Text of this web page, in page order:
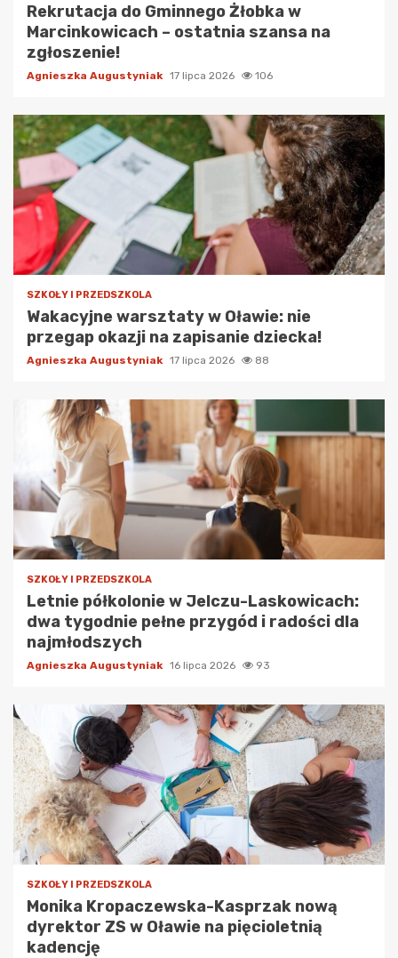
Rekrutacja do Gminnego Żłobka w
Marcinkowicach – ostatnia szansa na
zgłoszenie!
Agnieszka Augustyniak 17 lipca 2026 106
SZKOŁY I PRZEDSZKOLA
Wakacyjne warsztaty w Oławie: nie
przegap okazji na zapisanie dziecka!
Agnieszka Augustyniak 17 lipca 2026 88
SZKOŁY I PRZEDSZKOLA
Letnie półkolonie w Jelczu-Laskowicach:
dwa tygodnie pełne przygód i radości dla
najmłodszych
Agnieszka Augustyniak 16 lipca 2026 93
SZKOŁY I PRZEDSZKOLA
Monika Kropaczewska-Kasprzak nową
dyrektor ZS w Oławie na pięcioletnią
kadencję